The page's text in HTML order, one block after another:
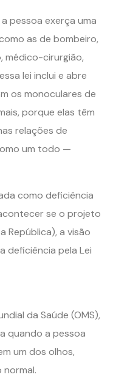
pessoa exerça uma
as de bombeiro,
médico-cirurgião,
lei inclui e abre
os monoculares de
porque elas têm
relações de
um todo —
como deficiência
se o projeto
República), a visão
deficiência pela Lei
da Saúde (OMS),
quando a pessoa
um dos olhos,